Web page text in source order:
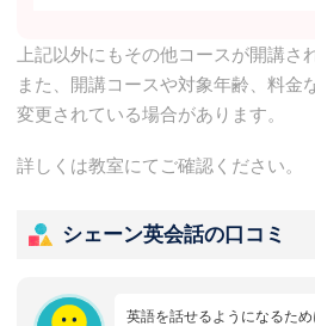
上記以外にもその他コースが開講さ
また、開講コースや対象年齢、料金
変更されている場合があります。
詳しくは教室にてご確認ください。
シェーン英会話の口コミ
英語を話せるようになるた